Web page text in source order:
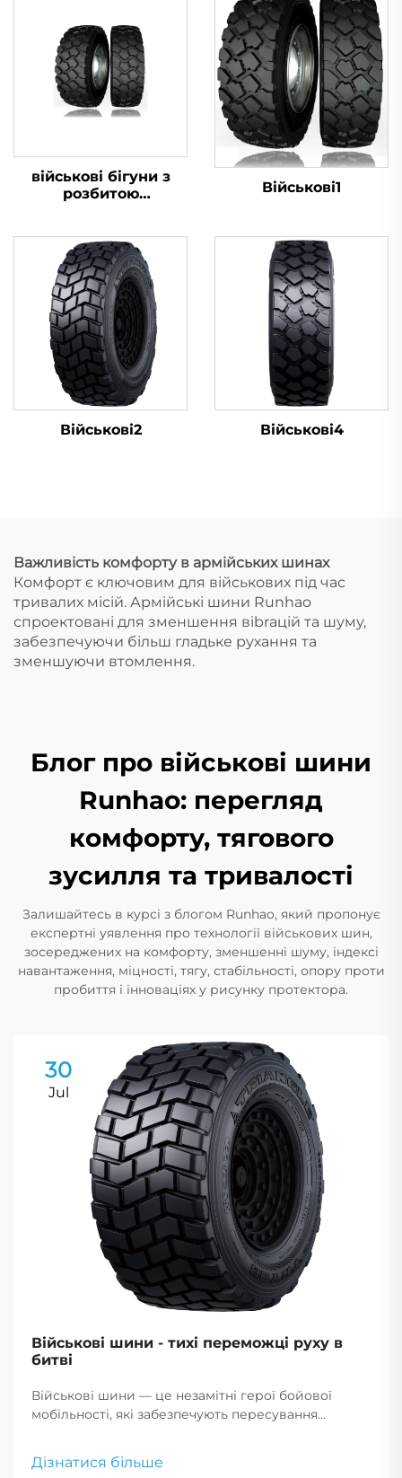
військові бігуни з
розбитою
Військові1
Військові2 Військові4
Важливість комфорту в армійських шинах
Комфорт є ключовим для військових під час
тривалих місій. Армійські шини Runhao
спроектовані для зменшення вibrацій та шуму,
забезпечуючи більш гладьке рухання та
зменшуючи втомлення.
Блог про військові шини
Runhao: перегляд
комфорту, тягового
зусилля та тривалості
Залишайтесь в курсі з блогом Runhao, який пропонує
експертні уявлення про технології військових шин,
зосереджених на комфорту, зменшенні шуму, індексі
навантаження, міцності, тягу, стабільності, опору проти
пробиття і інноваціях у рисунку протектора.
30
Jul
Військові шини - тихі переможці руху в
битві
Військові шини — це незамітні герої бойової
мобільності, які забезпечують пересування
військовослужбовців.
Дізнатися більше